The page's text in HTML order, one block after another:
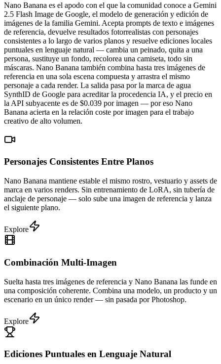
Nano Banana es el apodo con el que la comunidad conoce a Gemini
2.5 Flash Image de Google, el modelo de generación y edición de
imágenes de la familia Gemini. Acepta prompts de texto e imágenes
de referencia, devuelve resultados fotorrealistas con personajes
consistentes a lo largo de varios planos y resuelve ediciones locales
puntuales en lenguaje natural — cambia un peinado, quita a una
persona, sustituye un fondo, recolorea una camiseta, todo sin
máscaras. Nano Banana también combina hasta tres imágenes de
referencia en una sola escena compuesta y arrastra el mismo
personaje a cada render. La salida pasa por la marca de agua
SynthID de Google para acreditar la procedencia IA, y el precio en
la API subyacente es de $0.039 por imagen — por eso Nano
Banana acierta en la relación coste por imagen para el trabajo
creativo de alto volumen.
Personajes Consistentes Entre Planos
Nano Banana mantiene estable el mismo rostro, vestuario y assets de
marca en varios renders. Sin entrenamiento de LoRA, sin tubería de
anclaje de personaje — solo sube una imagen de referencia y lanza
el siguiente plano.
Explore
Combinación Multi-Imagen
Suelta hasta tres imágenes de referencia y Nano Banana las funde en
una composición coherente. Combina una modelo, un producto y un
escenario en un único render — sin pasada por Photoshop.
Explore
Ediciones Puntuales en Lenguaje Natural